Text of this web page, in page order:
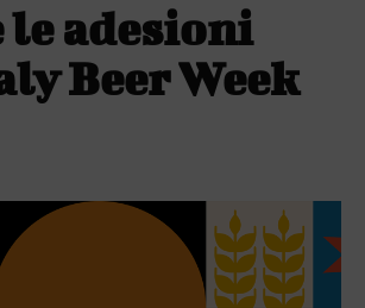
le adesioni
Beer Week